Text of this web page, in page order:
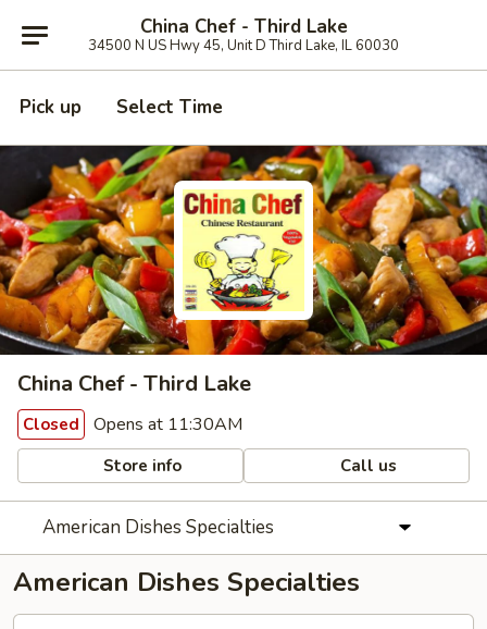
China Chef - Third Lake
34500 N US Hwy 45, Unit D Third Lake, IL 60030
Pick up Select Time
China Chef - Third Lake
Closed Opens at 11:30AM
Store info Call us
American Dishes Specialties
American Dishes Specialties